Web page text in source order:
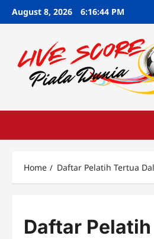
SkipAugust 8, 2026 6:16:45 PM
Home Daftar Pelatih Tertua
Daftar